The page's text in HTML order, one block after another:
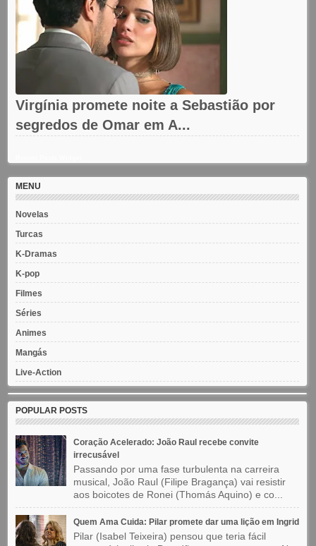
Virgínia promete noite a Sebastião por
segredos de Omar em A...
MENU
Novelas
Turcas
K-Dramas
K-pop
Filmes
Séries
Animes
Mangás
Live-Action
POPULAR POSTS
Coração Acelerado: João Raul recebe convite
irrecusável
Passando por uma fase turbulenta na carreira
musical, João Raul (Filipe Bragança) vai resistir
aos boicotes de Ronei (Thomás Aquino) e co...
Quem Ama Cuida: Pilar promete dar uma lição em Ingrid
Pilar (Isabel Teixeira) pensou que teria fácil